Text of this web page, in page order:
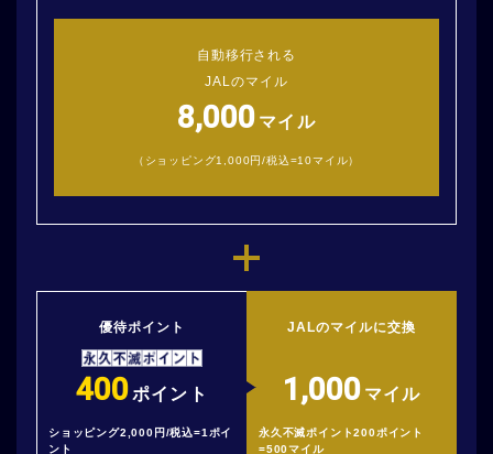
自動移行される
JALのマイル
8,000 マイル
（ショッピング1,000円/税込=10マイル）
優待ポイント
400ポイント
ショッピング2,000円/税込=1ポイ
ント
JALのマイルに交換
1,000 マイル
永久不滅ポイント200ポイント
=500マイル